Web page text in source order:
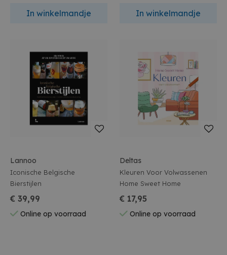
In winkelmandje In winkelmandje
Lannoo
Iconische Belgische
Bierstijlen
€ 39,99
Online op voorraad
Deltas
Kleuren Voor Volwassenen
Home Sweet Home
€ 17,95
Online op voorraad